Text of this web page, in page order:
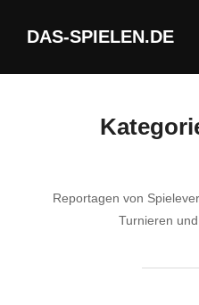
InhaltDAS-SPIELEN.DE
Reportagen von
Turnieren